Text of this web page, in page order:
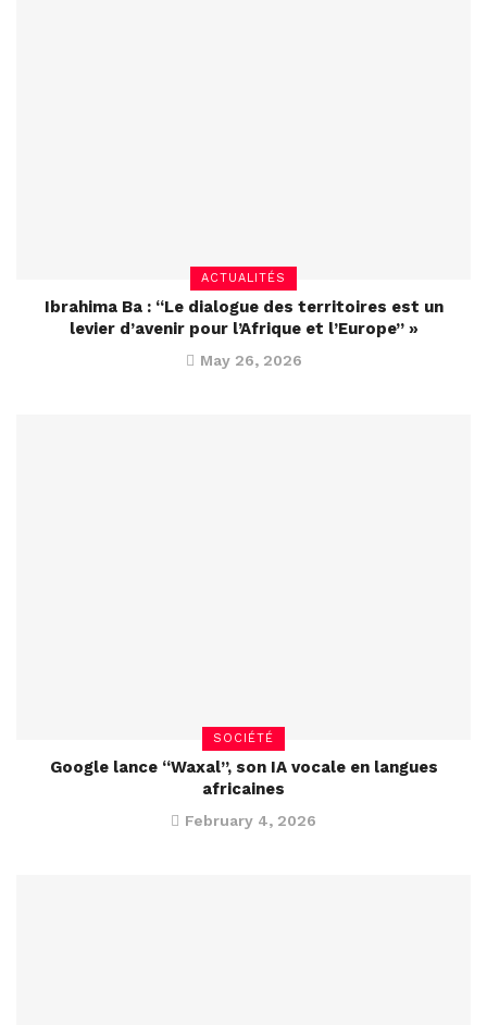
ACTUALITÉS
Ibrahima Ba : “Le dialogue des territoires est un
levier d’avenir pour l’Afrique et l’Europe” »
May 26, 2026
SOCIÉTÉ
Google lance “Waxal”, son IA vocale en langues
africaines
February 4, 2026